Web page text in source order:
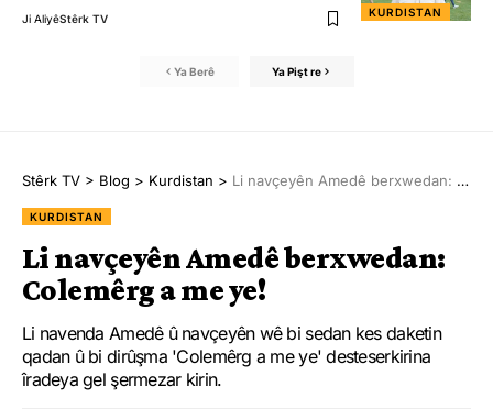
KURDISTAN
Ji AliyêStêrk TV
Ya Berê Ya Pişt re
Stêrk TV > Blog > Kurdistan > Li navçeyên Amedê berxwedan: Colemêrg a me ye!
KURDISTAN
Li navçeyên Amedê berxwedan:
Colemêrg a me ye!
Li navenda Amedê û navçeyên wê bi sedan kes daketin
qadan û bi dirûşma 'Colemêrg a me ye' desteserkirina
îradeya gel şermezar kirin.